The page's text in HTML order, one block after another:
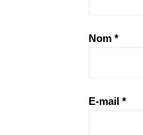
Nom *
E-mail *